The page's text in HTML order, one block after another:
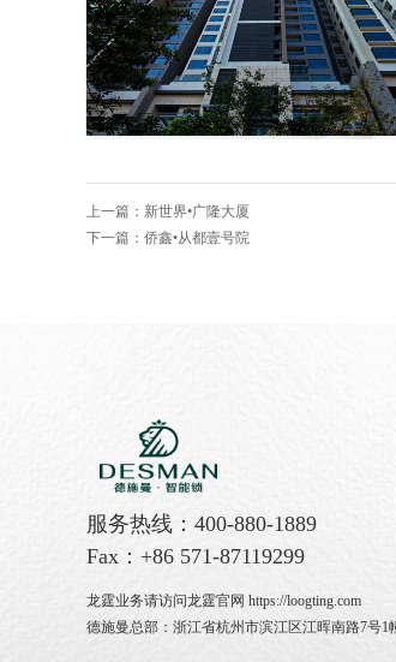
上一篇：新世界•广隆大厦
下一篇：侨鑫•从都壹号院
服务热线：400-880-1889
Fax：+86 571-87119299
龙霆业务请访问龙霆官网 https://loogting.com
德施曼总部：浙江省杭州市滨江区江晖南路7号1